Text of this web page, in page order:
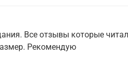
Все отзывы которые
Рекомендую